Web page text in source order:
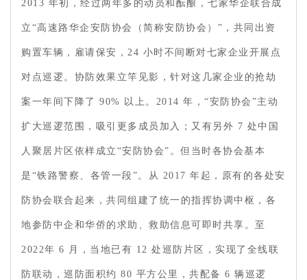
2013 年初，经过两年多的动员和酝酿，七家华企联合成
立“高速路华企安防协会（简称安防协会）”，共同出资
购置车辆，雇请保安，24 小时不间断对七家企业开展点
对点巡逻。协防效果立竿见影，针对这几家企业的抢劫
案一年间下降了 90% 以上。2014 年，“安防协会”主动
扩大巡逻范围，吸引更多成员加入；又有另外 7 处中国
人聚居片区依样成立“安防协会”。但当时各协会基本
是“铁路警察、各管一段”。从 2017 年起，原有的各处安
防协会联合起来，共同组建了统一的指挥协调中枢，各
地参防中企和华侨的求助、救助信息可即时共享。至
2022年 6 月，当地已有 12 处巡防片区，实现了全线联
防联动，巡防面积约 80 平方公里，共配备 6 辆巡逻